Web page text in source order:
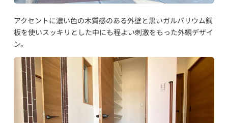
アクセントに濃い色の木質感のある外壁と黒いガルバリウム鋼
板を使いスッキリとした中にも程よい刺激をもった外観デザイ
ン。